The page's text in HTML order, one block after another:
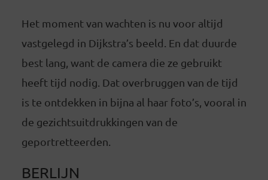
Het moment van wachten is nu voor altijd
vastgelegd in Dijkstra’s beeld. En dat duurde
best lang, want de camera die ze gebruikt
heeft tijd nodig. Dat overbruggen van de tijd
is te ontdekken in bijna al haar foto’s, vooral in
de gezichtsuitdrukkingen van de
geportretteerden.
BERLIJN